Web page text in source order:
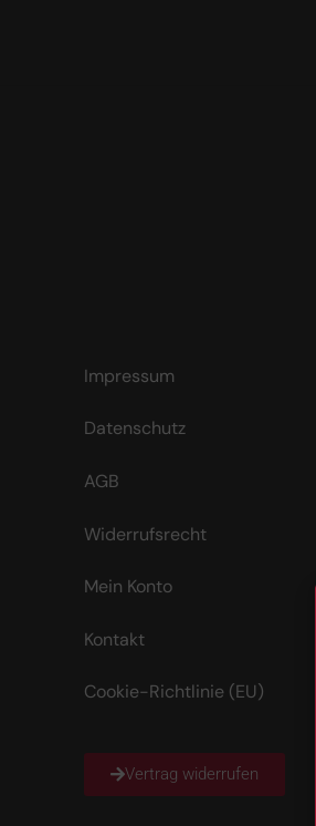
Impressum
Datenschutz
AGB
Widerrufsrecht
Mein Konto
Kontakt
Cookie-Richtlinie (EU)
Vertrag widerrufen